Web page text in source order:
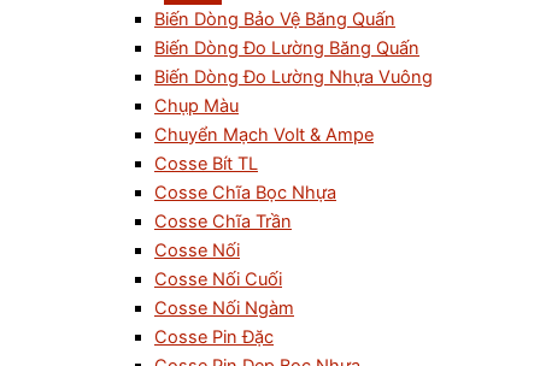
Biến Dòng Bảo Vệ Băng Quấn
Biến Dòng Đo Lường Băng Quấn
Biến Dòng Đo Lường Nhựa Vuông
Chụp Màu
Chuyển Mạch Volt & Ampe
Cosse Bít TL
Cosse Chĩa Bọc Nhựa
Cosse Chĩa Trần
Cosse Nối
Cosse Nối Cuối
Cosse Nối Ngàm
Cosse Pin Đặc